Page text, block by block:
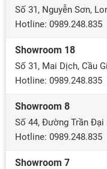
Số 31, Nguyễn Sơn,
Hotline: 0989.248.835
Showroom 18
Số 31, Mai Dịch, Cầu
Hotline: 0989.248.835
Showroom 8
Số 44, Đường Trần Đại
Hotline: 0989.248.835
Showroom 7